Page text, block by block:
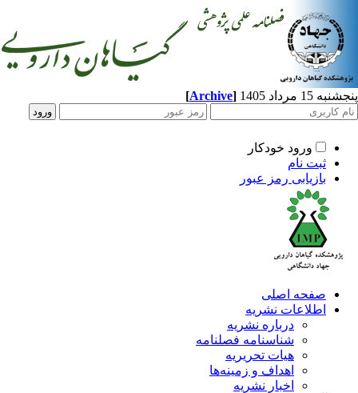
مرداد 1405 [Archive]
ورود خودکار
ثبت نام
بازیابی رمز عبور
صفحه اصلی
اطلاعات نشریه
درباره نشریه
شناسنامه فصلنامه
هیات تحریریه
اهداف و زمینه‌ها
اخبار نشریه